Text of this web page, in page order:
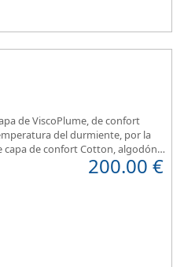
de ViscoPlume, de confort
del durmiente, por la
capa de confort Cotton, algodón
confort inmediata.200.00 €